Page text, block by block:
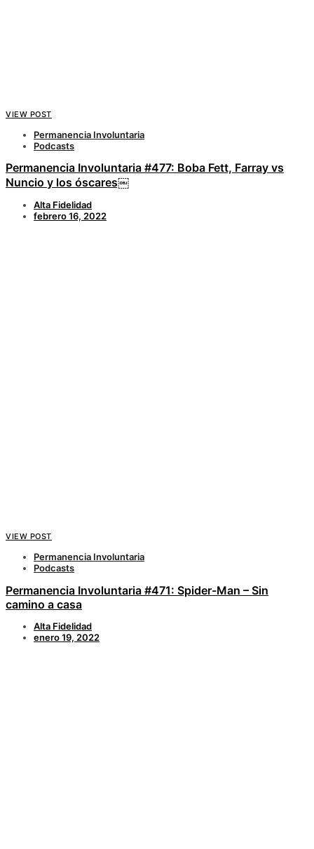
VIEW POST
Permanencia Involuntaria
Podcasts
Permanencia Involuntaria #477: Boba Fett, Farray vs
Nuncio y los óscares￼
Alta Fidelidad
febrero 16, 2022
VIEW POST
Permanencia Involuntaria
Podcasts
Permanencia Involuntaria #471: Spider-Man – Sin
camino a casa
Alta Fidelidad
enero 19, 2022